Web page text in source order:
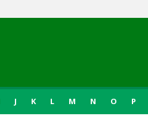
J K L M N O P